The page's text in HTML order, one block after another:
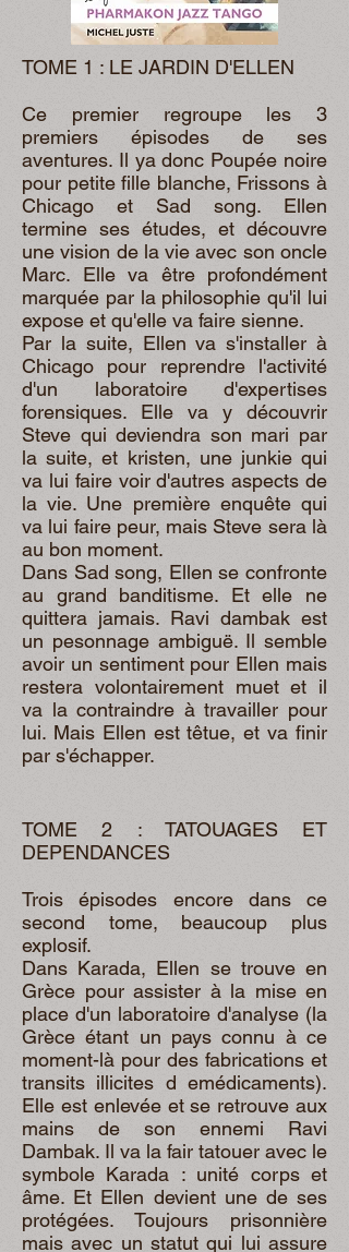
TOME 1 : LE JARDIN D'ELLEN
Ce premier regroupe les 3
premiers épisodes de ses
aventures. Il ya donc Poupée noire
pour petite fille blanche, Frissons à
Chicago et Sad song. Ellen
termine ses études, et découvre
une vision de la vie avec son oncle
Marc. Elle va être profondément
marquée par la philosophie qu'il lui
expose et qu'elle va faire sienne.
Par la suite, Ellen va s'installer à
Chicago pour reprendre l'activité
d'un laboratoire d'expertises
forensiques. Elle va y découvrir
Steve qui deviendra son mari par
la suite, et kristen, une junkie qui
va lui faire voir d'autres aspects de
la vie. Une première enquête qui
va lui faire peur, mais Steve sera là
au bon moment.
Dans Sad song, Ellen se confronte
au grand banditisme. Et elle ne
quittera jamais. Ravi dambak est
un pesonnage ambiguë. Il semble
avoir un sentiment pour Ellen mais
restera volontairement muet et il
va la contraindre à travailler pour
lui. Mais Ellen est têtue, et va finir
par s'échapper.
TOME 2 : TATOUAGES ET
DEPENDANCES
Trois épisodes encore dans ce
second tome, beaucoup plus
explosif.
Dans Karada, Ellen se trouve en
Grèce pour assister à la mise en
place d'un laboratoire d'analyse (la
Grèce étant un pays connu à ce
moment-là pour des fabrications et
transits illicites d emédicaments).
Elle est enlevée et se retrouve aux
mains de son ennemi Ravi
Dambak. Il va la fair tatouer avec le
symbole Karada : unité corps et
âme. Et Ellen devient une de ses
protégées. Toujours prisonnière
mais avec un statut qui lui assure